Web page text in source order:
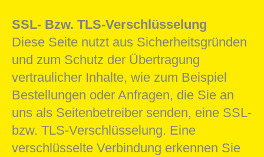
SSL- Bzw. TLS-Verschlüsselung
Diese Seite nutzt aus Sicherheitsgründen
und zum Schutz der Übertragung
vertraulicher Inhalte, wie zum Beispiel
Bestellungen oder Anfragen, die Sie an
uns als Seitenbetreiber senden, eine SSL-
bzw. TLS-Verschlüsselung. Eine
verschlüsselte Verbindung erkennen Sie